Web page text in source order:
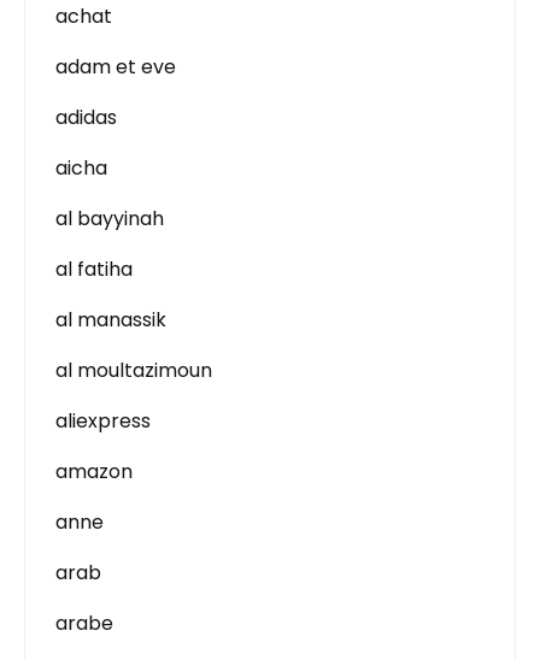
achat
adam et eve
adidas
aicha
al bayyinah
al fatiha
al manassik
al moultazimoun
aliexpress
amazon
anne
arab
arabe